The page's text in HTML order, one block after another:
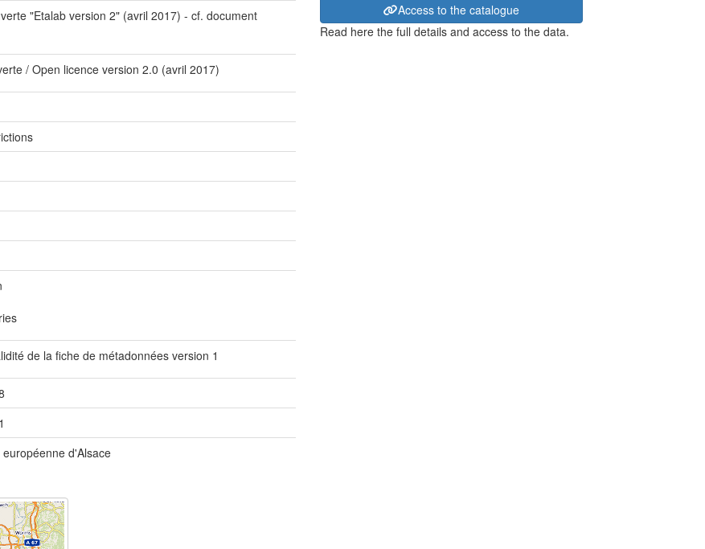
"Etalab version 2" (avril 2017) - cf. document
/ Open licence version 2.0 (avril 2017)
de la fiche de métadonnées version 1
européenne d'Alsace
Access to the catalogue
Read here the full details and access to the data.